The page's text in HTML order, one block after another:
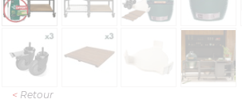
< Retour